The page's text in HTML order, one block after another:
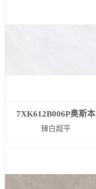
7XK612B006P奥斯本
臻白超平